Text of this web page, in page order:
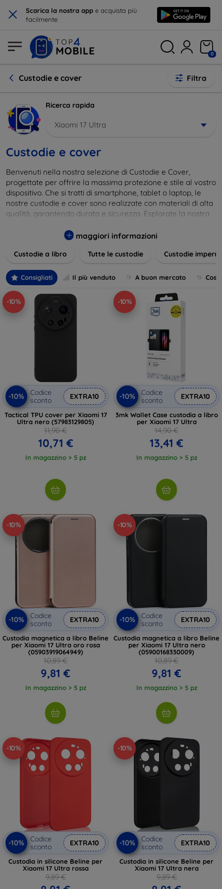
× Scarica la nostra app e acquista più
facilmente
0
Custodie e cover Filtra
Ricerca rapida
Xiaomi 17 Ultra
Custodie e cover
Benvenuti nella nostra selezione di Custodie e Cover,
progettate per offrire la massima protezione e stile al vostro
dispositivo. Che si tratti di smartphone, tablet o laptop, le
nostre custodie e cover sono realizzate con materiali di alta
qualità, garantendo durata e sicurezza. Esplorate la nostra
esigenza e gusto. Proteggete il vostro dispositivo con le
maggiori informazioni
Custodie a libro Tutte le custodie Custodie
Consigliati Il più venduto A buon mercato
-10%
-10%
Codice
sconto
EXTRA10
Tactical TPU cover per Xiaomi 17
Ultra nero (57983129805)
11,90 €
10,71 €
In magazzino > 5 pz
-10%
-10%
Codice
sconto
EXTRA10
3mk Wallet Case custodia a libro
per Xiaomi 17 Ultra
14,90 €
13,41 €
In magazzino > 5 pz
-10%
-10%
Codice
sconto
EXTRA10
Custodia magnetica a libro Beline
per Xiaomi 17 Ultra oro rosa
(05903919064949)
10,89 €
9,81 €
In magazzino > 5 pz
-10%
-10%
Codice
sconto
EXTRA10
Custodia magnetica a libro Beline
per Xiaomi 17 Ultra nero
(05900168330009)
10,89 €
9,81 €
In magazzino > 5 pz
-10%
-10%
Codice
sconto
EXTRA10
Custodia in silicone Beline per
Xiaomi 17 Ultra rossa
9,89 €
-10%
-10%
Codice
sconto
EXTRA10
Custodia in silicone Beline per
Xiaomi 17 Ultra nera
9,89 €